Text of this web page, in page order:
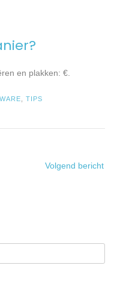
en plakken: €.
TIPS
Volgend bericht